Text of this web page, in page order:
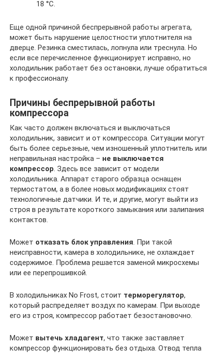
18 °С.
Еще одной причиной беспрерывной работы агрегата,
может быть нарушение целостности уплотнителя на
дверце. Резинка сместилась, лопнула или треснула. Но
если все перечисленное функционирует исправно, но
холодильник работает без остановки, лучше обратиться
к профессионалу.
Причины беспрерывной работы
компрессора
Как часто должен включаться и выключаться
холодильник, зависит и от компрессора. Ситуации могут
быть более серьезные, чем изношенный уплотнитель или
неправильная настройка – не выключается
компрессор . Здесь все зависит от модели
холодильника. Аппарат старого образца оснащен
термостатом, а в более новых модификациях стоят
технологичные датчики. И те, и другие, могут выйти из
строя в результате короткого замыкания или залипания
контактов.
Может отказать блок управления . При такой
неисправности, камера в холодильнике, не охлаждает
содержимое. Проблема решается заменой микросхемы
или ее перепрошивкой.
В холодильниках No Frost, стоит терморегулятор,
который распределяет воздух по камерам. При выходе
его из строя, компрессор работает безостановочно.
Может вытечь хладагент, что также заставляет
компрессор функционировать без отдыха. Отвод тепла